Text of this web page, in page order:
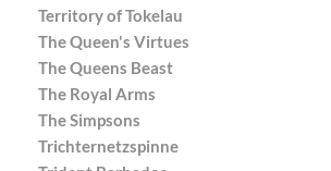
Territory of Tokelau
The Queen's Virtues
The Queens Beast
The Royal Arms
The Simpsons
Trichternetzspinne